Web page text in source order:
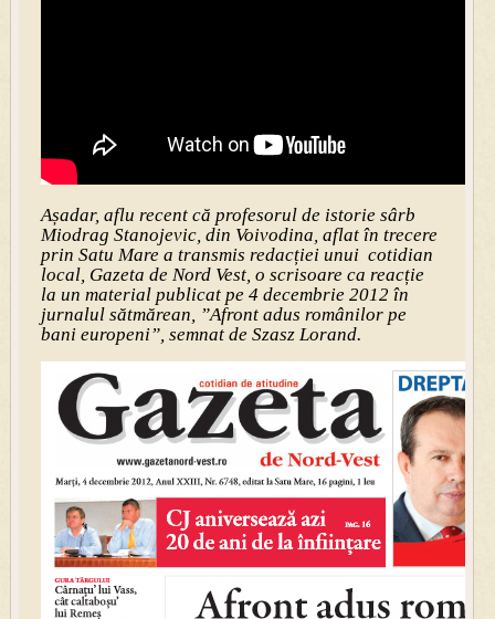
Așadar, aflu recent că profesorul de istorie sârb
Miodrag Stanojevic, din Voivodina, aflat în trecere
prin Satu Mare a transmis redacției unui cotidian
local, Gazeta de Nord Vest, o scrisoare ca reacție
la un material publicat pe 4 decembrie 2012 în
jurnalul sătmărean, ”Afront adus românilor pe
bani europeni”, semnat de Szasz Lorand.